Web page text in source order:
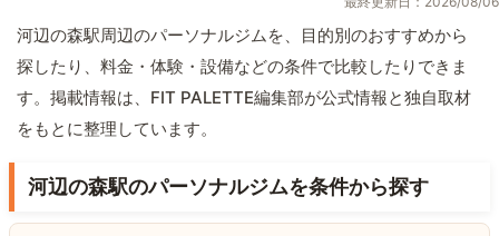
河辺の森駅周辺のパーソナルジムを、目的別のおすすめから
探したり、料金・体験・設備などの条件で比較したりできま
す。掲載情報は、FIT PALETTE編集部が公式情報と独自取材
をもとに整理しています。
河辺の森駅のパーソナルジムを条件から探す